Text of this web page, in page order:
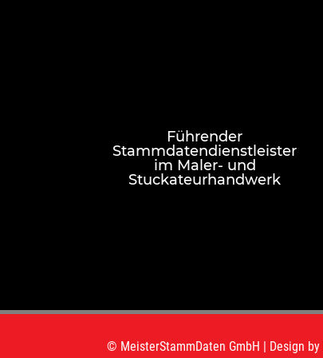
Führender
Stammdatendienstleister
im Maler- und
Stuckateurhandwerk
© MeisterStammDaten GmbH | Design by